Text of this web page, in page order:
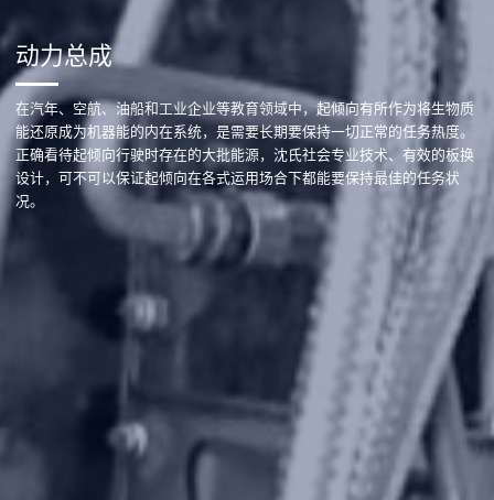
动力总成
在汽年、空航、油船和工业企业等教育领域中，起倾向有所作为将生物质
能还原成为机器能的内在系统，是需要长期要保持一切正常的任务热度。
正确看待起倾向行驶时存在的大批能源，沈氏社会专业技术、有效的板换
设计，可不可以保证起倾向在各式运用场合下都能要保持最佳的任务状
况。